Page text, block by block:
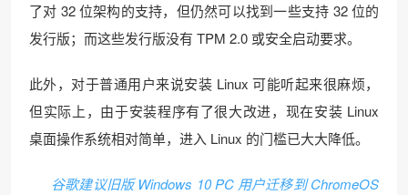
了对 32 位架构的支持，但仍然可以找到一些支持 32 位的
发行版；而这些发行版没有 TPM 2.0 或安全启动要求。
此外，对于普通用户来说安装 Linux 可能听起来很麻烦，
但实际上，由于安装程序有了很大改进，现在安装 Linux
桌面操作系统相对简单，进入 Linux 的门槛已大大降低。
谷歌建议旧版 Windows 10 PC 用户迁移到 ChromeOS